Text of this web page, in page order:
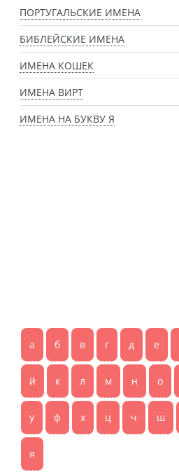
ПОРТУГАЛЬСКИЕ ИМЕНА
БИБЛЕЙСКИЕ ИМЕНА
ИМЕНА КОШЕК
ИМЕНА ВИРТ
ИМЕНА НА БУКВУ Я
а б в г д е
й к л м н о
у ф х ц ч ш
я